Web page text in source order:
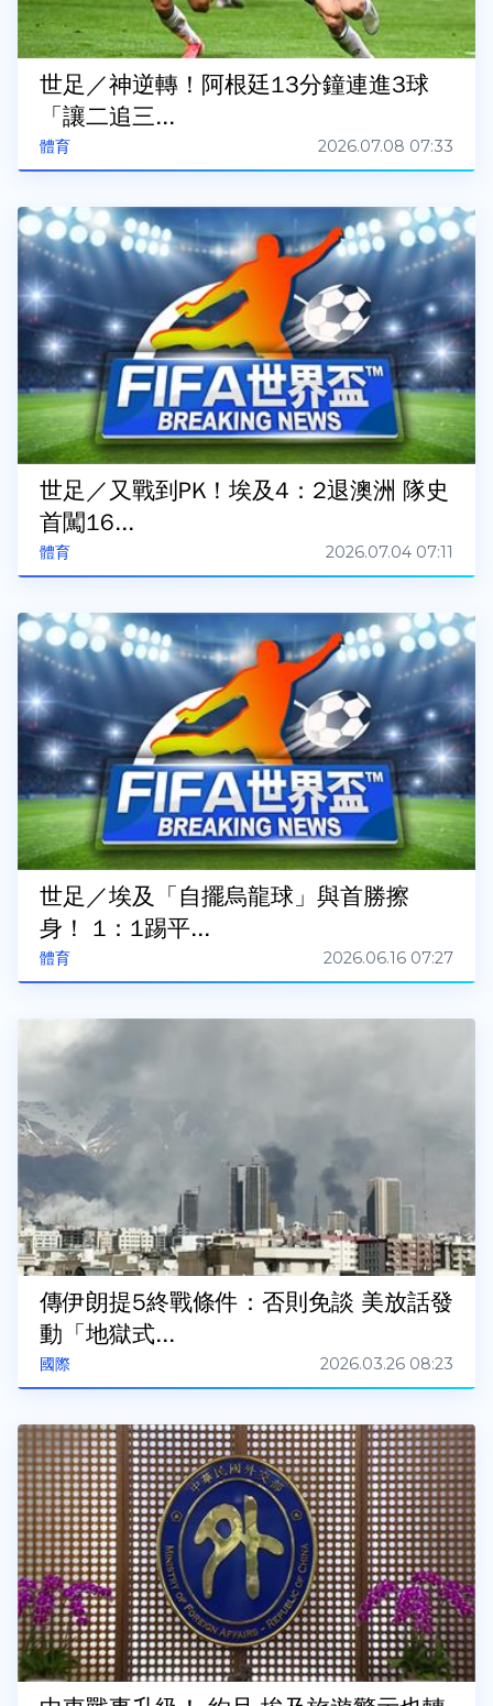
體育
世足／神逆轉！阿根廷13分鐘連進3球
「讓二追三...
2026.07.08 07:33
體育
世足／又戰到PK！埃及4：2退澳洲 隊史
首闖16...
2026.07.04 07:11
體育
世足／埃及「自擺烏龍球」與首勝擦
身！ 1：1踢平...
2026.06.16 07:27
國際
傳伊朗提5終戰條件：否則免談 美放話發
動「地獄式...
2026.03.26 08:23